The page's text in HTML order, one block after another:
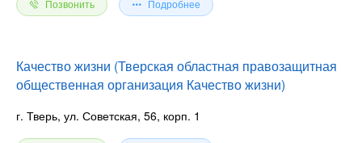
Позвонить Подробнее
Качество жизни (Тверская областная правозащитная
общественная организация Качество жизни)
г. Тверь, ул. Советская, 56, корп. 1